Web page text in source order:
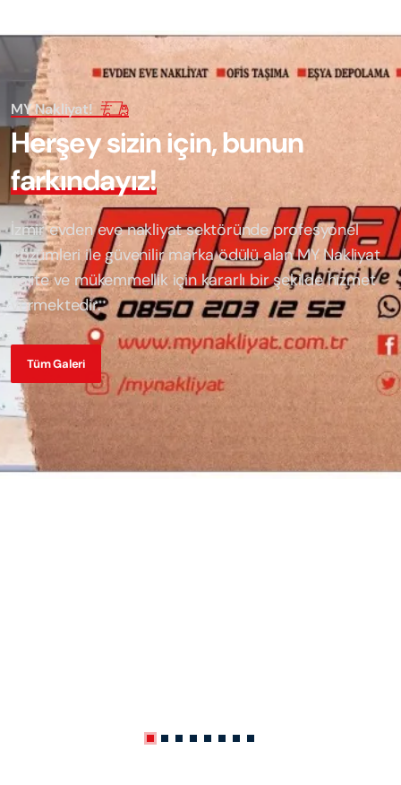
MY Nakliyat!
Herşeysiziniçin,bunun
farkındayız!
İzmir evden eve nakliyat sektöründe profesyonel
çözümleri ile güvenilir marka ödülü alanMY Nakliyat
kalite ve mükemmellik için kararlı bir şekilde hizmet
vermektedir.
Tüm Galeri